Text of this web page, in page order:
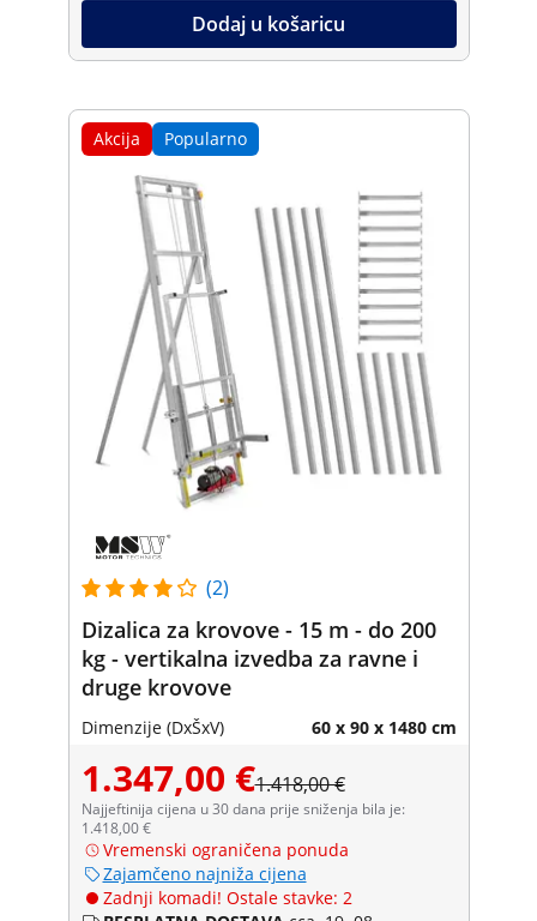
Dodaj u košaricu
Akcija Popularno
(2)
Dizalica za krovove - 15 m - do 200
kg - vertikalna izvedba za ravne i
druge krovove
Dimenzije (DxŠxV) 60 x 90 x 1480 cm
1.347,00 €1.418,00 €
Najjeftinija cijena u 30 dana prije sniženja bila je:
1.418,00 €
Vremenski ograničena ponuda
Zajamčeno najniža cijena
Zadnji komadi! Ostale stavke: 2